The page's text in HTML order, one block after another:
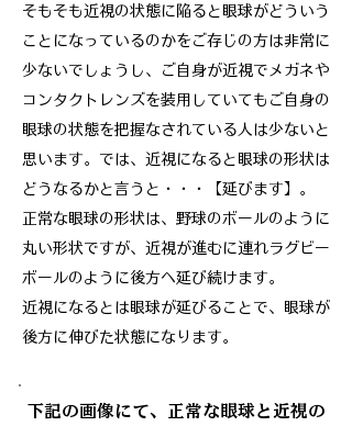
そもそも近視の状態に陥ると眼球がどういう
ことになっているのかをご存じの方は非常に
少ないでしょうし、ご自身が近視でメガネや
コンタクトレンズを装用していてもご自身の
眼球の状態を把握なされている人は少ないと
思います。では、近視になると眼球の形状は
どうなるかと言うと・・・【延びます】。
正常な眼球の形状は、野球のボールのように
丸い形状ですが、近視が進むに連れラグビー
ボールのように後方へ延び続けます。
近視になるとは眼球が延びることで、眼球が
後方に伸びた状態になります。
下記の画像にて、正常な眼球と近視の